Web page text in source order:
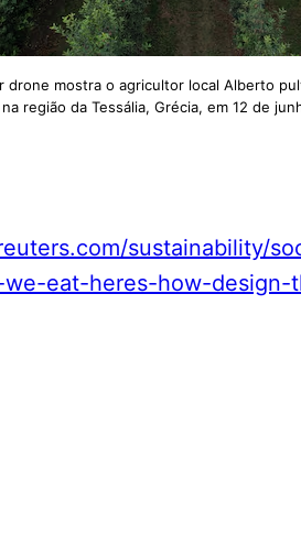
drone mostra o agricultor local Alberto
região da Tessália, Grécia, em 12 de
sustainability/
eat-heres-how-design-